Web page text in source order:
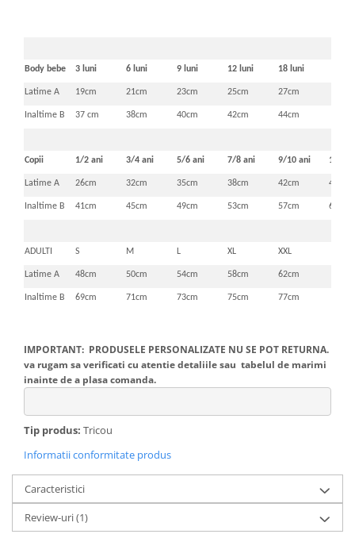
Body bebe 3 luni 6 luni 9 luni 12 luni 18 luni
Latime A 19cm 21cm 23cm 25cm 27cm
Inaltime B 37 cm 38cm 40cm 42cm 44cm
Copii 1/2 ani 3/4 ani 5/6 ani 7/8 ani 9/10 ani 11/12
Latime A 26cm 32cm 35cm 38cm 42cm 46cm
Inaltime B 41cm 45cm 49cm 53cm 57cm 61cm
ADULTI S M L XL XXL
Latime A 48cm 50cm 54cm 58cm 62cm
Inaltime B 69cm 71cm 73cm 75cm 77cm
IMPORTANT: PRODUSELE PERSONALIZATE NU SE POT RETURNA.
va rugam sa verificati cu atentie detaliile sau tabelul de marimi
inainte de a plasa comanda.
Tip produs: Tricou
Informatii conformitate produs
Caracteristici
Review-uri(1)